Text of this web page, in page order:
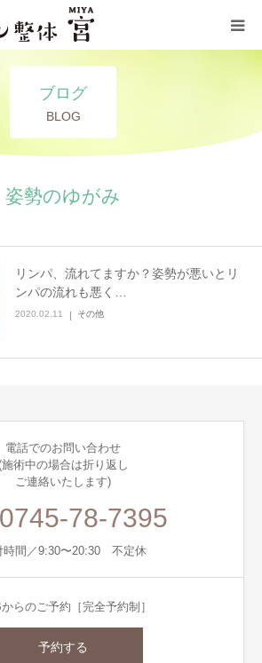
ブログ
BLOG
姿勢のゆがみ
リンパ、流れてますか？姿勢が悪いとリ
ンパの流れも悪く…
2020.02.11 その他
電話でのお問い合わせ
施術中の場合は折り返し
ご連絡いたします)
0745-78-7395
時間／9:30〜20:30 不定休
らのご予約［完全予約制］
予約する